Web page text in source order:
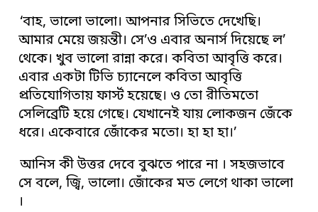
‘বাহ, ভালো ভালো। আপনার সিভিতে দেখেছি।
আমার মেয়ে জয়ন্তী। সে’ও এবার অনার্স দিয়েছে ল’
থেকে। খুব ভালো রান্না করে। কবিতা আবৃত্তি করে।
এবার একটা টিভি চ্যানেলে কবিতা আবৃত্তি
প্রতিযোগিতায় ফার্স্ট হয়েছে। ও তো রীতিমতো
সেলিব্রেটি হয়ে গেছে। যেখানেই যায় লোকজন জেঁকে
ধরে। একেবারে জোঁকের মতো। হা হা হা।’
আনিস কী উত্তর দেবে বুঝতে পারে না । সহজভাবে
সে বলে, জ্বি, ভালো। জোঁকের মত লেগে থাকা ভালো
।